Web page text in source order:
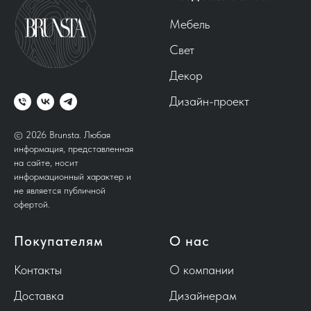
© 2026 Brunsta. Любая
информация, представленная
на сайте, носит
информационный характер и
не является публичной
офертой.
Мебель
Свет
Декор
Дизайн-проект
Покупателям
Контакты
Доставка
О нас
О компании
Дизайнерам